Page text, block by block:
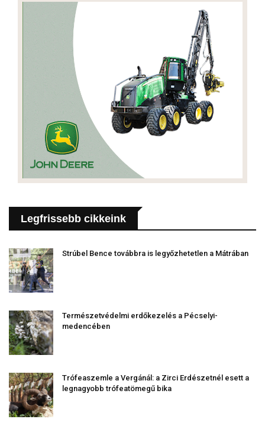
Legfrissebb cikkeink
Strúbel Bence továbbra is legyőzhetetlen a Mátrában
Természetvédelmi erdőkezelés a Pécselyi-
medencében
Trófeaszemle a Vergánál: a Zirci Erdészetnél esett a
legnagyobb trófeatömegű bika